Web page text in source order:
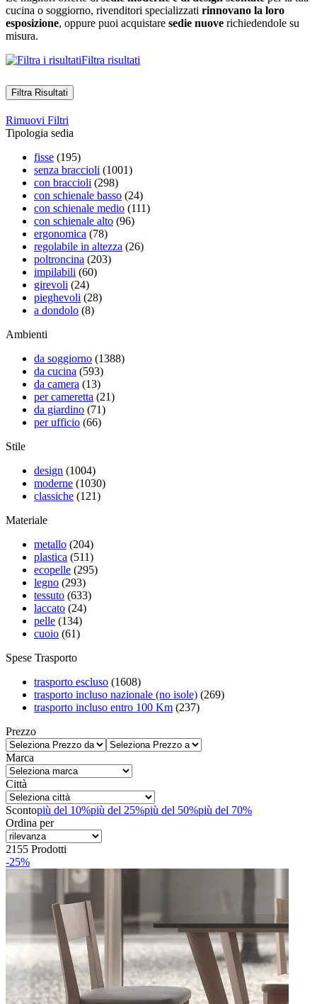
cucina o soggiorno, rivenditori specializzati rinnovano la loro
esposizione, oppure puoi acquistare sedie nuove richiedendole su
misura.
Filtra risultati
Filtra Risultati
Rimuovi Filtri
Tipologia sedia
fisse (195)
senza braccioli (1001)
con braccioli (298)
con schienale basso (24)
con schienale medio (111)
con schienale alto (96)
ergonomica (78)
regolabile in altezza (26)
poltroncina (203)
impilabili (60)
girevoli (24)
pieghevoli (28)
a dondolo (8)
Ambienti
da soggiorno (1388)
da cucina (593)
da camera (13)
per cameretta (21)
da giardino (71)
per ufficio (66)
Stile
design (1004)
moderne (1030)
classiche (121)
Materiale
metallo (204)
plastica (511)
ecopelle (295)
legno (293)
tessuto (633)
laccato (24)
pelle (134)
cuoio (61)
Spese Trasporto
trasporto escluso (1608)
trasporto incluso nazionale (no isole) (269)
trasporto incluso entro 100 Km (237)
Prezzo
Marca
Città
Scontopiù del 10%più del 25%più del 50%più del 70%
Ordina per
2155 Prodotti
-25%